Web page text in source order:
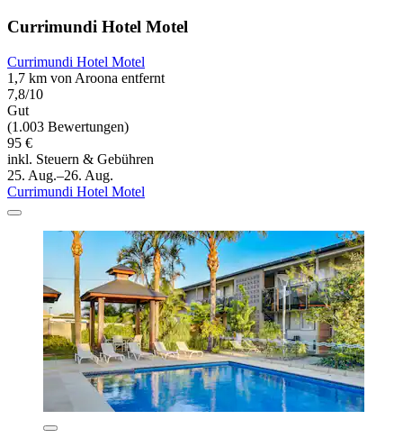
Currimundi Hotel Motel
Currimundi Hotel Motel
1,7 km von Aroona entfernt
7,8/10
Gut
(1.003 Bewertungen)
95 €
inkl. Steuern & Gebühren
25. Aug.–26. Aug.
Currimundi Hotel Motel